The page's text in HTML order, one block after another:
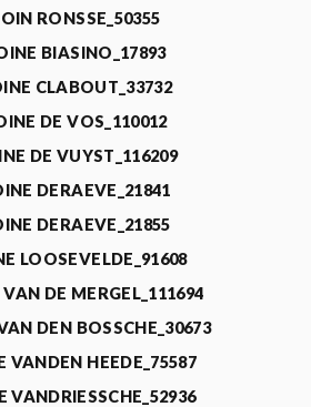
RONSSE_50355
BIASINO_17893
CLABOUT_33732
DE VOS_110012
DE VUYST_116209
DERAEVE_21841
DERAEVE_21855
LOOSEVELDE_91608
DE MERGEL_111694
DEN BOSSCHE_30673
VANDEN HEEDE_75587
VANDRIESSCHE_52936